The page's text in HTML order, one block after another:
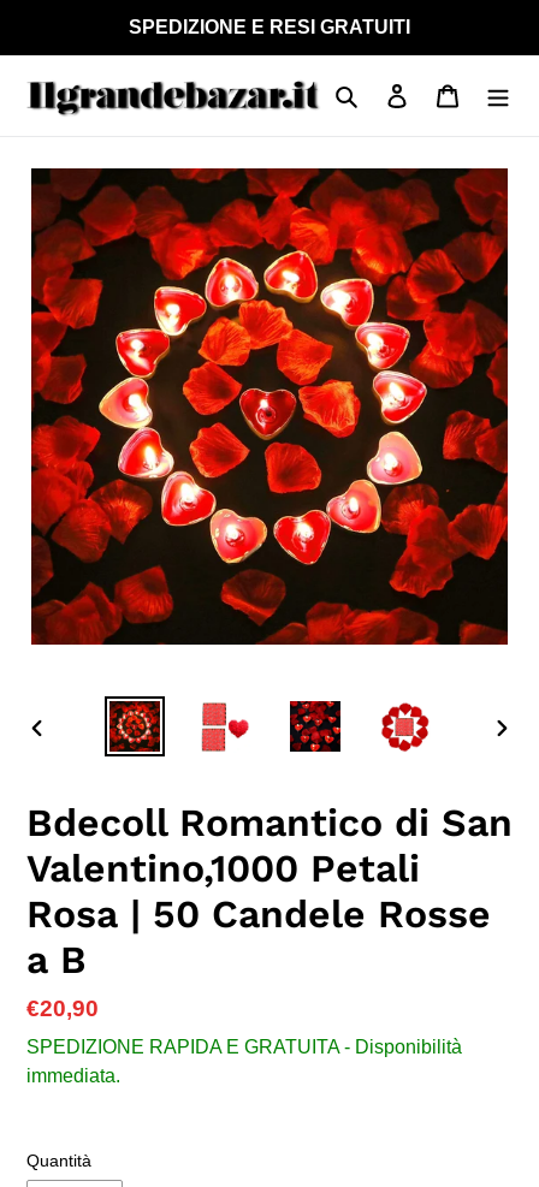
contenuti
SPEDIZIONE E RESI GRATUITI
Cerca Accedi Carrello
Bdecoll Romantico di San
Valentino,1000 Petali
Rosa | 50 Candele Rosse
a B
Prezzo
di
listino
€20,90
SPEDIZIONE RAPIDA E GRATUITA - Disponibilità
immediata.
Quantità